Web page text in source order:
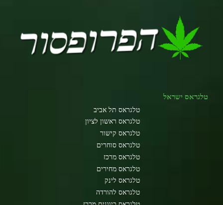
טלגראס ישראל
טלגראס תל אביב
טלגראס ראשון לציון
טלגראס קישור
טלגראס סוחרים
טלגראס מרכז
טלגראס מחירים
טלגראס לינק
טלגראס להורדה